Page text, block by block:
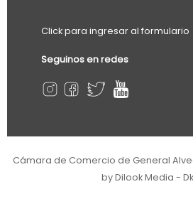
Click para ingresar al formulario
Seguinos en redes
Cámara de Comercio de General
by Dilook Media -